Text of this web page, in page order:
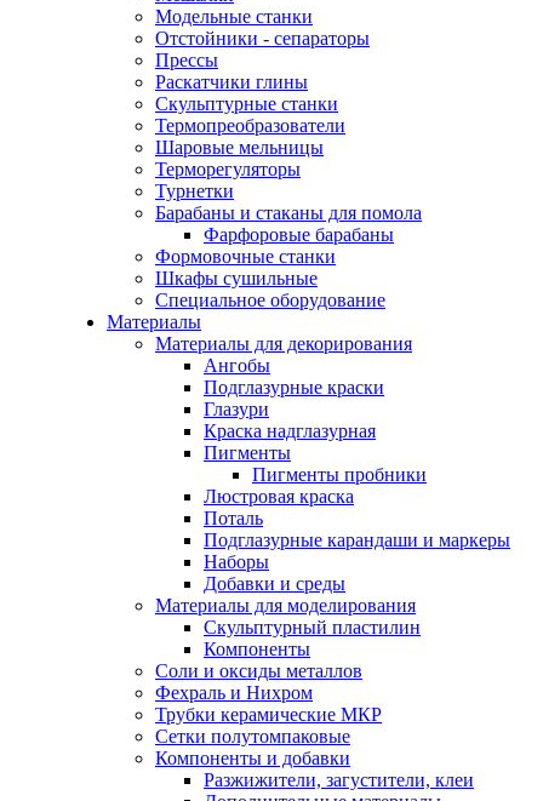
Модельные станки
Отстойники - сепараторы
Прессы
Раскатчики глины
Скульптурные станки
Термопреобразователи
Шаровые мельницы
Терморегуляторы
Турнетки
Барабаны и стаканы для помола
Фарфоровые барабаны
Формовочные станки
Шкафы сушильные
Специальное оборудование
Материалы
Материалы для декорирования
Ангобы
Подглазурные краски
Глазури
Краска надглазурная
Пигменты
Пигменты пробники
Люстровая краска
Поталь
Подглазурные карандаши и маркеры
Наборы
Добавки и среды
Материалы для моделирования
Скульптурный пластилин
Компоненты
Соли и оксиды металлов
Фехраль и Нихром
Трубки керамические МКР
Сетки полутомпаковые
Компоненты и добавки
Разжижители, загустители, клеи